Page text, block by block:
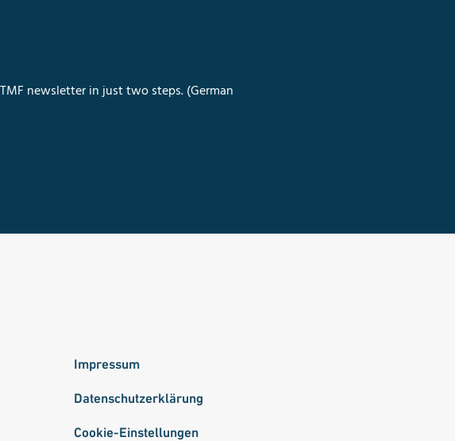
newsletter in just two steps. (German
Impressum
Datenschutzerklärung
Cookie-Einstellungen